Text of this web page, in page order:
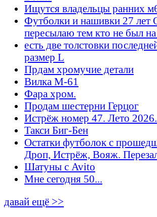
Ищутся владельцы ранних
Футболки и нашивки 27 лет
пересылаю тем кто не был
есть две толстовки
размер L
Прдам хромучие детали
Вилка М-61
Фара хром.
Продам шестерни Герцог
Истрёж номер 47. Лето
Такси Биг-Бен
Остатки футболок с
Дроп, Истрёж, Вояж.
Шатуны с Avito
Мне сегодня 50...
давай ещё >>